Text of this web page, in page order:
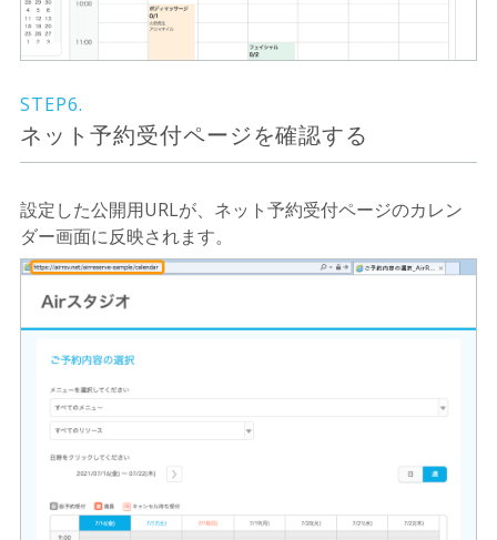
STEP6.
ネット予約受付ページを確認する
設定した公開用URLが、ネット予約受付ページのカレン
ダー画面に反映されます。